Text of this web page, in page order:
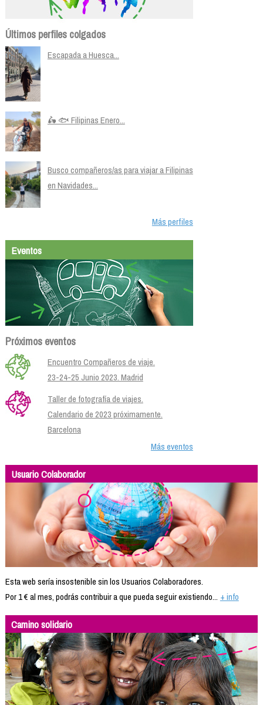
Últimos perfiles colgados
Escapada a Huesca...
🛵 🐟 Filipinas Enero...
Busco compañeros/as para viajar a Filipinas
en Navidades...
Más perfiles
Eventos
Próximos eventos
Encuentro Compañeros de viaje.
23-24-25 Junio 2023. Madrid
Taller de fotografía de viajes.
Calendario de 2023 próximamente.
Barcelona
Más eventos
Usuario Colaborador
Esta web sería insostenible sin los Usuarios Colaboradores.
Por 1 € al mes, podrás contribuir a que pueda seguir existiendo... + info
Camino solidario